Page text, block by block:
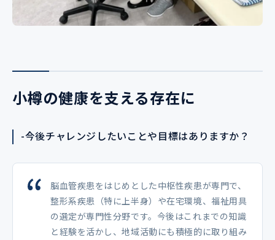
小樽の健康を支える存在に
-今後チャレンジしたいことや目標はありますか？
脳血管疾患をはじめとした中枢性疾患が専門で、
整形系疾患（特に上半身）や在宅環境、福祉用具
の選定が専門性分野です。今後はこれまでの知識
と経験を活かし、地域活動にも積極的に取り組み